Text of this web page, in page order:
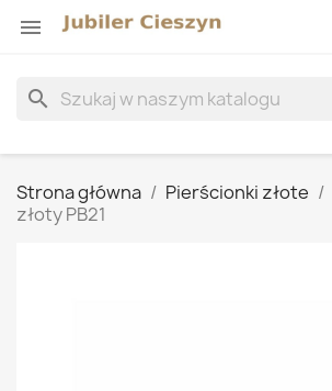

search
Strona główna Pierścionki złote
złoty PB21